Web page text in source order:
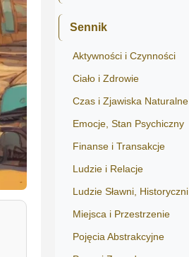
Sennik
Aktywności i Czynności
Ciało i Zdrowie
Czas i Zjawiska Naturalne
Emocje, Stan Psychiczny
Finanse i Transakcje
Ludzie i Relacje
Ludzie Sławni, Historyczni
Miejsca i Przestrzenie
Pojęcia Abstrakcyjne